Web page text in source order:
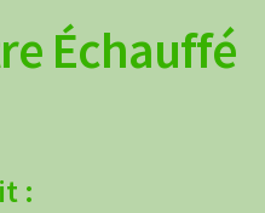
Échauffé
: